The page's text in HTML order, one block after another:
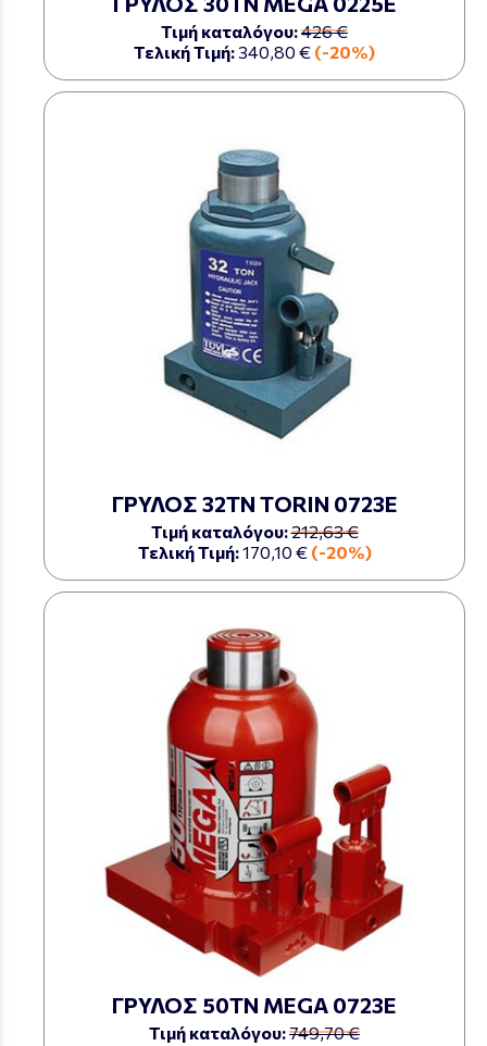
Τιμή καταλόγου:426 €
Τελική Τιμή:340,80 € (-20%)
ΓΡΥΛΟΣ 32ΤΝ TORIN 0723Ε
Τιμή καταλόγου:212,63 €
Τελική Τιμή:170,10 € (-20%)
ΓΡΥΛΟΣ 50ΤΝ MEGA 0723Ε
Τιμή καταλόγου:749,70 €